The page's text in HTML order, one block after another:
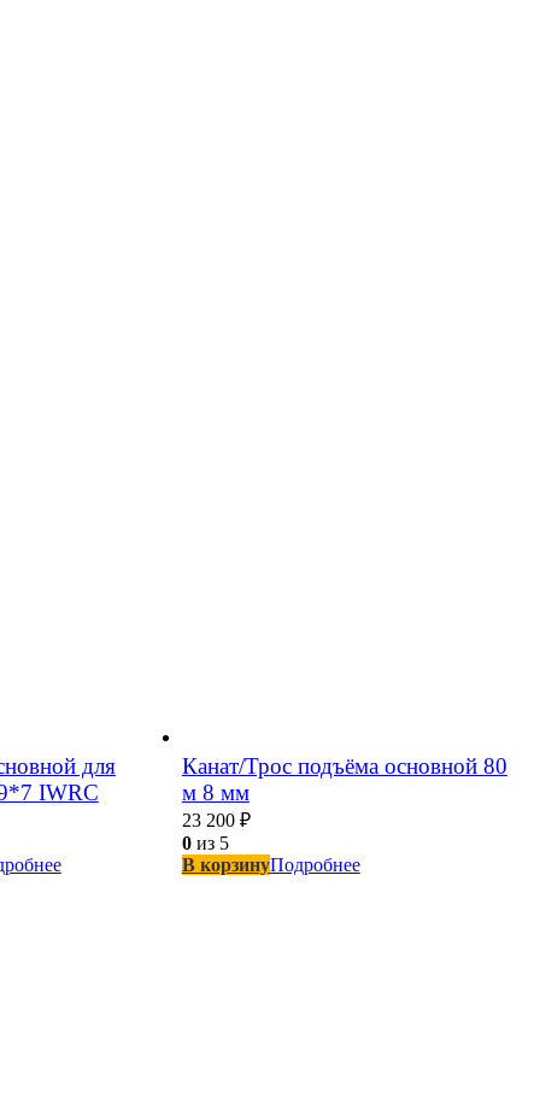
для
IWRC
В корзинуПодробнее
Канат/Трос подъёма основной 80
м 8 мм
23 200 ₽
0из 5